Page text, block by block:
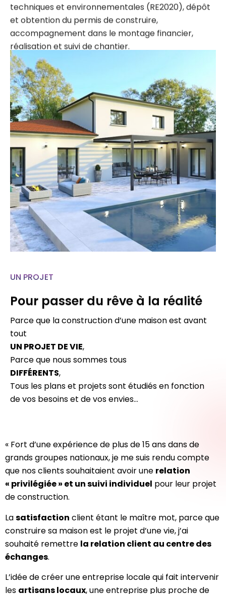
et obtention du permis de construire,
accompagnement dans le montage financier,
réalisation et suivi de chantier.
UN PROJET
Pour passer du rêve à la réalité
Parce que la construction d’une maison est avant
tout
UN PROJET DE VIE,
Parce que nous sommes tous
DIFFÉRENTS,
Tous les plans et projets sont étudiés en fonction
de vos besoins et de vos envies…
« Fort d’une expérience de plus de 15 ans dans de
grands groupes nationaux, je me suis rendu compte
que nos clients souhaitaient avoir une relation
« privilégiée » et un suivi individuel pour leur projet
de construction.
Lasatisfaction client étant le maître mot, parce que
construire sa maison est le projet d’une vie, j’ai
souhaité remettre la relation client au centre des
échanges.
L’idée de créer une entreprise locale qui fait intervenir
les artisans locaux, une entreprise plus proche de